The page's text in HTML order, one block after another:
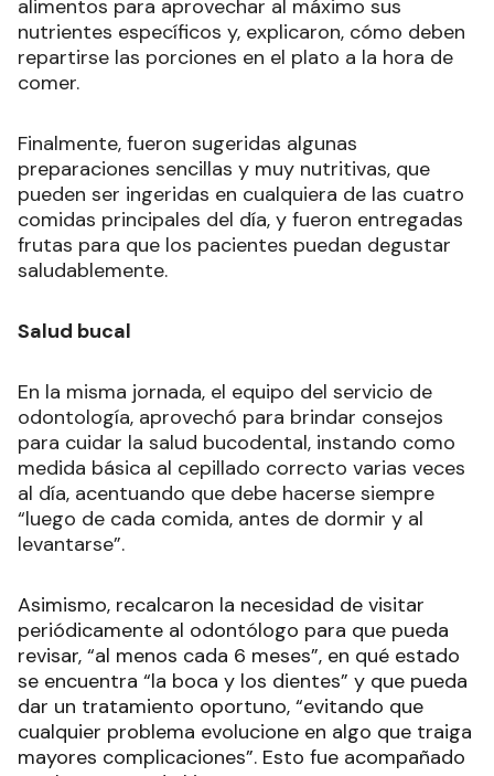
alimentos para aprovechar al máximo sus
nutrientes específicos y, explicaron, cómo deben
repartirse las porciones en el plato a la hora de
comer.
Finalmente, fueron sugeridas algunas
preparaciones sencillas y muy nutritivas, que
pueden ser ingeridas en cualquiera de las cuatro
comidas principales del día, y fueron entregadas
frutas para que los pacientes puedan degustar
saludablemente.
Salud bucal
En la misma jornada, el equipo del servicio de
odontología, aprovechó para brindar consejos
para cuidar la salud bucodental, instando como
medida básica al cepillado correcto varias veces
al día, acentuando que debe hacerse siempre
“luego de cada comida, antes de dormir y al
levantarse”.
Asimismo, recalcaron la necesidad de visitar
periódicamente al odontólogo para que pueda
revisar, “al menos cada 6 meses”, en qué estado
se encuentra “la boca y los dientes” y que pueda
dar un tratamiento oportuno, “evitando que
cualquier problema evolucione en algo que traiga
mayores complicaciones”. Esto fue acompañado